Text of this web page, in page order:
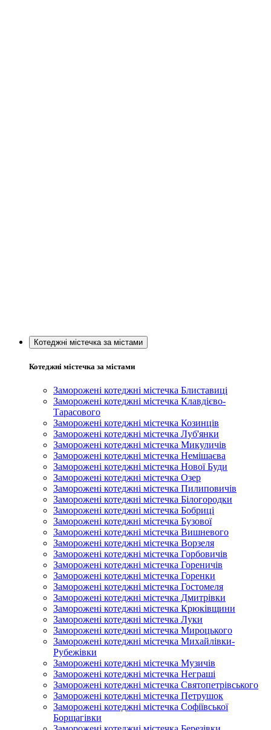
Котеджні містечка за містами
Котеджні містечка за містами
Заморожені котеджні містечка Блиставиці
Заморожені котеджні містечка Клавдієво-
Тарасового
Заморожені котеджні містечка Козинців
Заморожені котеджні містечка Луб'янки
Заморожені котеджні містечка Микуличів
Заморожені котеджні містечка Немішаєва
Заморожені котеджні містечка Нової Буди
Заморожені котеджні містечка Озер
Заморожені котеджні містечка Пилиповичів
Заморожені котеджні містечка Білогородки
Заморожені котеджні містечка Бобриці
Заморожені котеджні містечка Бузової
Заморожені котеджні містечка Вишневого
Заморожені котеджні містечка Ворзеля
Заморожені котеджні містечка Горбовичів
Заморожені котеджні містечка Гореничів
Заморожені котеджні містечка Горенки
Заморожені котеджні містечка Гостомеля
Заморожені котеджні містечка Дмитрівки
Заморожені котеджні містечка Крюківщини
Заморожені котеджні містечка Луки
Заморожені котеджні містечка Мироцького
Заморожені котеджні містечка Михайлівки-
Рубежівки
Заморожені котеджні містечка Музичів
Заморожені котеджні містечка Неграші
Заморожені котеджні містечка Святопетрівського
Заморожені котеджні містечка Петрушок
Заморожені котеджні містечка Софіївської
Борщагівки